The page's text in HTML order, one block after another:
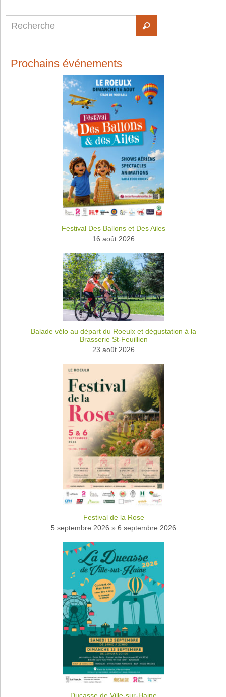
Prochains événements
Festival Des Ballons et Des Ailes
16 août 2026
Balade vélo au départ du Roeulx et dégustation à la
Brasserie St-Feuillien
23 août 2026
Festival de la Rose
5 septembre 2026 » 6 septembre 2026
Ducasse de Ville-sur-Haine